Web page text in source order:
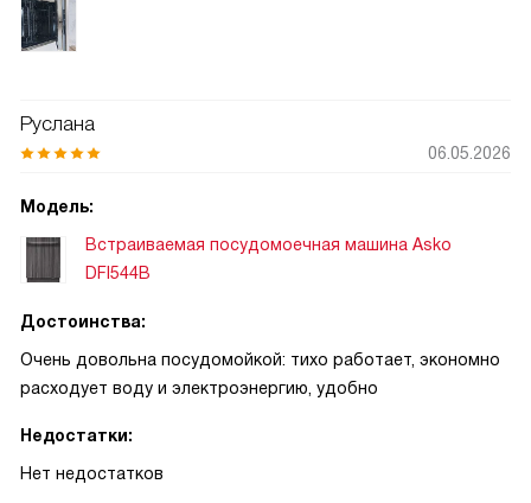
Руслана
06.05.2026
Модель:
Встраиваемая посудомоечная машина Asko
DFI544B
Достоинства:
Очень довольна посудомойкой: тихо работает, экономно
расходует воду и электроэнергию, удобно
Недостатки:
Нет недостатков